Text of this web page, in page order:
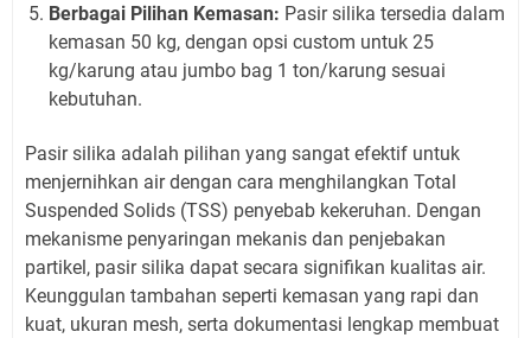
Berbagai Pilihan Kemasan: Pasir silika tersedia dalam
kemasan 50 kg, dengan opsi custom untuk 25
kg/karung atau jumbo bag 1 ton/karung sesuai
kebutuhan.
Pasir silika adalah pilihan yang sangat efektif untuk
menjernihkan air dengan cara menghilangkan Total
Suspended Solids (TSS) penyebab kekeruhan. Dengan
mekanisme penyaringan mekanis dan penjebakan
partikel, pasir silika dapat secara signifikan kualitas air.
Keunggulan tambahan seperti kemasan yang rapi dan
kuat, ukuran mesh, serta dokumentasi lengkap membuat